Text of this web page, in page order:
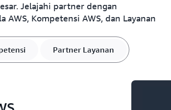
Jelajahi partner dengan
AWS, Kompetensi AWS, dan Layanan
Partner Layanan